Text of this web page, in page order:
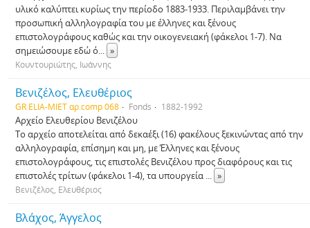
υλικό καλύπτει κυρίως την περίοδο 1883-1933. Περιλαμβάνει την
προσωπική αλληλογραφία του με έλληνες και ξένους
επιστολογράφους καθώς και την οικογενειακή (φάκελοι 1-7). Να
σημειώσουμε εδώ ό... »
Κουντουριώτης, Ιωάννης
Βενιζέλος, Ελευθέριος
GR ELIA-MIET αρ.comp 068 Fonds 1882-1992
Αρχείο Ελευθερίου Βενιζέλου
Το αρχείο αποτελείται από δεκαέξι (16) φακέλους ξεκινώντας από την
αλληλογραφία, επίσημη και μη, με Έλληνες και ξένους
επιστολογράφους, τις επιστολές Βενιζέλου προς διαφόρους και τις
επιστολές τρίτων (φάκελοι 1-4), τα υπουργεία ... »
Βενιζέλος, Ελευθέριος
Βλάχος, Άγγελος